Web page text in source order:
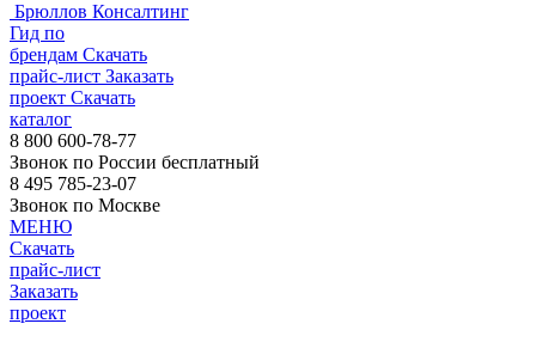
Брюллов Консалтинг
Гид по
брендам Скачать
прайс-лист Заказать
проект Скачать
каталог
8 800 600-78-77
Звонок по России бесплатный
8 495 785-23-07
Звонок по Москве
МЕНЮ
Скачать
прайс-лист
Заказать
проект